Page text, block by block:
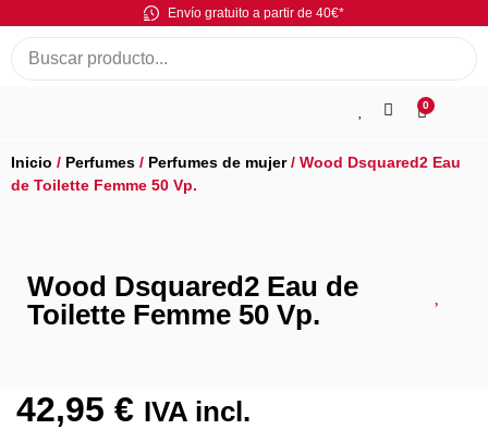
Envío gratuito a partir de 40€*
0
Inicio / Perfumes / Perfumes de mujer/ Wood Dsquared2 Eau
de Toilette Femme 50 Vp.
Wood Dsquared2 Eau de
Toilette Femme 50 Vp.
42,95 € IVA incl.